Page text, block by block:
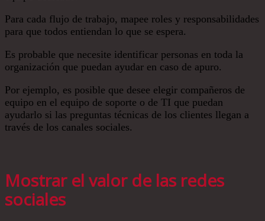
Para cada flujo de trabajo, mapee roles y responsabilidades
para que todos entiendan lo que se espera.
Es probable que necesite identificar personas en toda la
organización que puedan ayudar en caso de apuro.
Por ejemplo, es posible que desee elegir compañeros de
equipo en el equipo de soporte o de TI que puedan
ayudarlo si las preguntas técnicas de los clientes llegan a
través de los canales sociales.
Mostrar el valor de las redes
sociales